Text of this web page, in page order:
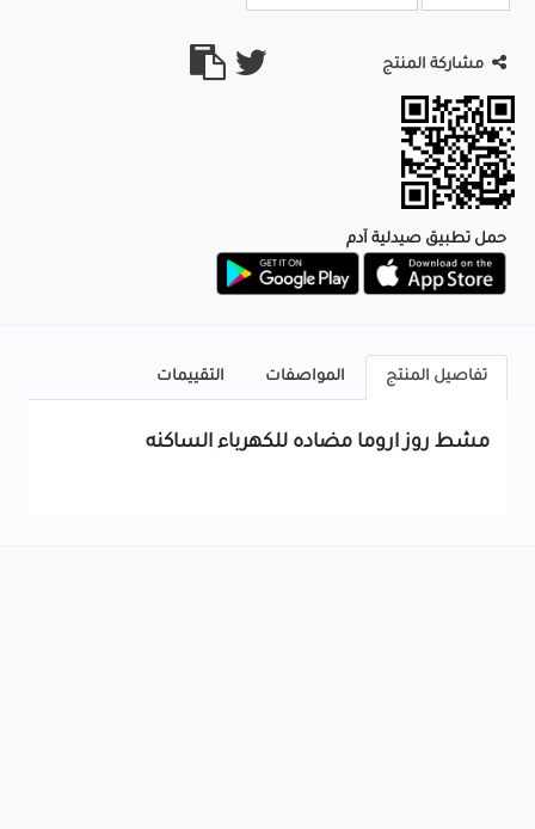
مشاركة المنتج
حمل تطبيق صيدلية آدم
تفاصيل المنتج المواصفات التقييمات
مشط روز اروما مضاده للكهرباء الساكنه